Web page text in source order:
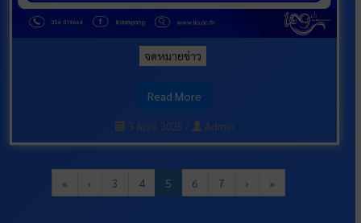
จดหมายข่าว
Read More
3 April 2025 / Admin
« ‹ 3 4 5 6 7 › »